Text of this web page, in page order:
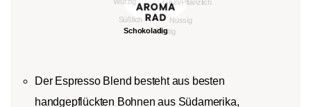
Der Espresso Blend besteht aus besten
handgepflückten Bohnen aus Südamerika,